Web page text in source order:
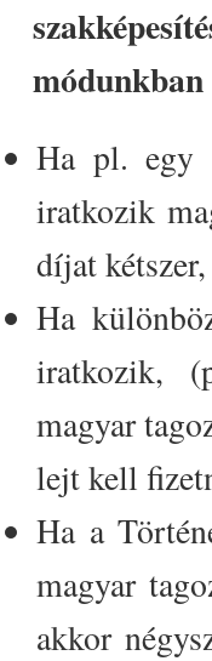
Ha pl. egy
iratkozik
díjat
Ha
iratkozik,
magyar
lejt kell
Ha a
magyar
akkor